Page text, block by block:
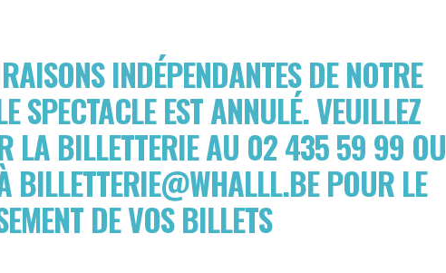
INDÉPENDANTES DE NOTRE
SPECTACLE EST ANNULÉ. VEUILLEZ
LA BILLETTERIE AU 02 435 59 99 OU
BILLETTERIE@WHALLL.BE POUR LE
DE VOS BILLETS